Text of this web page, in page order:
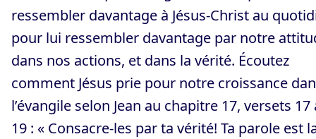
ressembler davantage à Jésus-Christ au
pour lui ressembler davantage par notre
dans nos actions, et dans la vérité. Écoutez
comment Jésus prie pour notre croissance
l’évangile selon Jean au chapitre 17, versets 17
19 : « Consacre-les par ta vérité! Ta parole est